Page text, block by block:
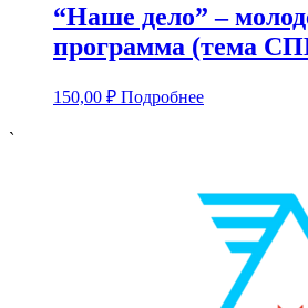
“Наше дело” –
программа (тема
150,00 ₽ Подробнее
`